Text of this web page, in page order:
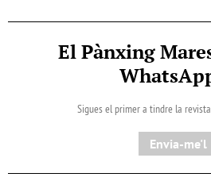
El Pànxing
Sigues el primer a tindre la
Envia-me'l